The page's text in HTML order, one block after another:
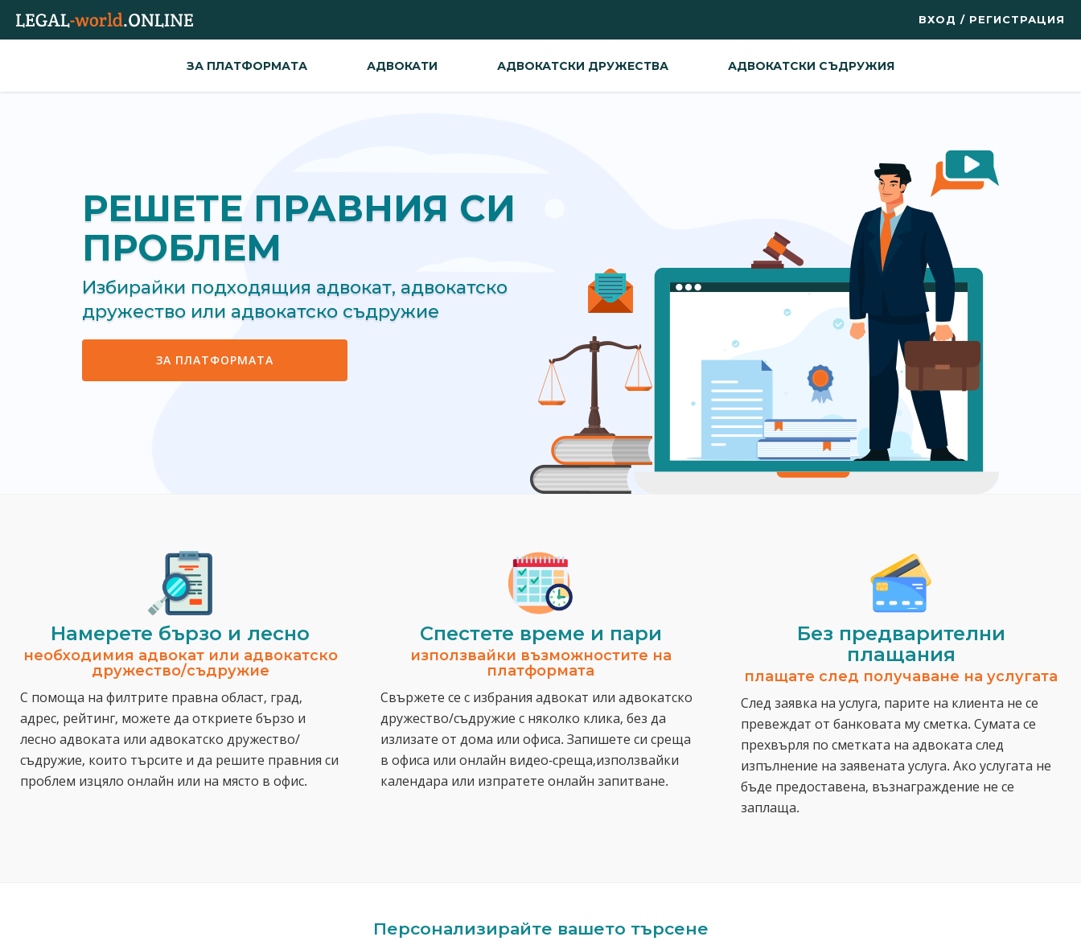
ВХОД / РЕГИСТРАЦИЯ
ЗА ПЛАТФОРМАТА АДВОКАТИ АДВОКАТСКИ ДРУЖЕСТВА АДВОКАТСКИ СЪДРУЖИЯ
РЕШЕТЕ ПРАВНИЯ СИ
ПРОБЛЕМ
Избирайки подходящия адвокат, адвокатско
дружество или адвокатско съдружие
ЗА ПЛАТФОРМАТА
Намерете бързо и лесно
необходимия адвокат или адвокатско
дружество/съдружие
С помоща на филтрите правна област, град,
адрес, рейтинг, можете да откриете бързо и
лесно адвоката или адвокатско дружество/
съдружие, които търсите и да решите правния си
проблем изцяло онлайн или на място в офис.
Спестeте време и пари
използвайки възможностите на
платформата
Свържете се с избрания адвокат или адвокатско
дружество/съдружие с няколко клика, без да
излизате от дома или офиса. Запишете си среща
в офиса или онлайн видео-среща,използвайки
календара или изпратете онлайн запитване.
Без предварителни
плащания
плащате след получаване на услугата
След заявка на услуга, парите на клиента не се
превеждат от банковата му сметка. Сумата се
прехвърля по сметката на адвоката след
изпълнение на заявената услуга. Ако услугата не
бъде предоставена, възнаграждение не се
заплаща.
Персонализирайте вашето търсене